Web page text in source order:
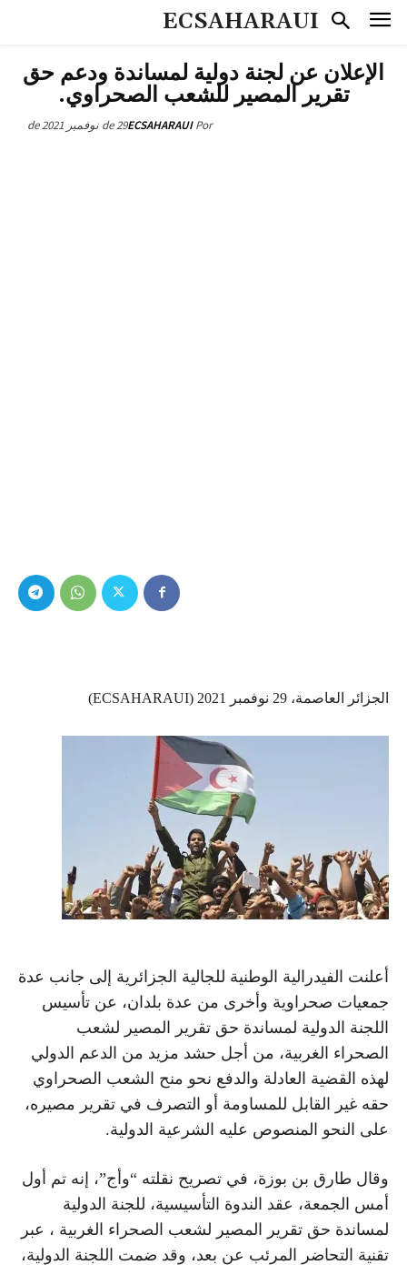
ECSAHARAUI
الإعلان عن لجنة دولية لمساندة ودعم حق
تقرير المصير للشعب الصحراوي.
Por
ECSAHARAUI29 de نوفمبر de 2021
الجزائر العاصمة، 29 نوفمبر 2021 (ECSAHARAUI)
أعلنت الفيدرالية الوطنية للجالية الجزائرية إلى جانب عدة
جمعيات صحراوية وأخرى من عدة بلدان، عن تأسيس
اللجنة الدولية لمساندة حق تقرير المصير لشعب
الصحراء الغربية، من أجل حشد مزيد من الدعم الدولي
لهذه القضية العادلة والدفع نحو منح الشعب الصحراوي
حقه غير القابل للمساومة أو التصرف في تقرير مصيره،
على النحو المنصوص عليه الشرعية الدولية.
وقال طارق بن بوزة، في تصريح نقلته “وأج”، إنه تم أول
أمس الجمعة، عقد الندوة التأسيسية، للجنة الدولية
لمساندة حق تقرير المصير لشعب الصحراء الغربية ، عبر
تقنية التحاضر المرئب عن بعد، وقد ضمت اللجنة الدولية،